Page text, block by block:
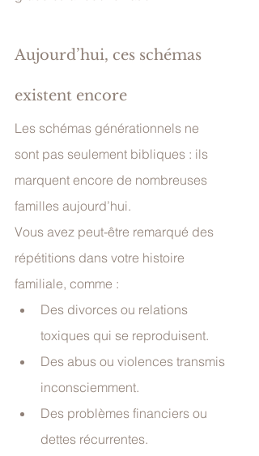
Aujourd’hui, ces schémas
existent encore
Les schémas générationnels ne
sont pas seulement bibliques : ils
marquent encore de nombreuses
familles aujourd’hui.
Vous avez peut-être remarqué des
répétitions dans votre histoire
familiale, comme :
Des divorces ou relations
toxiques qui se reproduisent.
Des abus ou violences transmis
inconsciemment.
Des problèmes financiers ou
dettes récurrentes.